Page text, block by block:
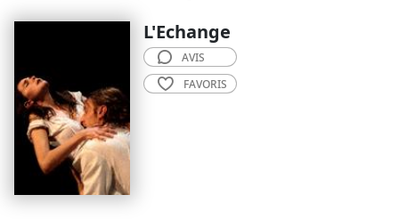
L'Echange
AVIS
FAVORIS